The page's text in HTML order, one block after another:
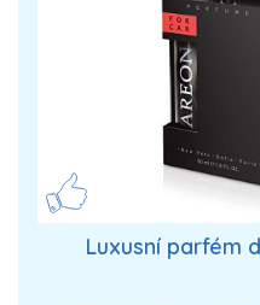
Luxusní parfém